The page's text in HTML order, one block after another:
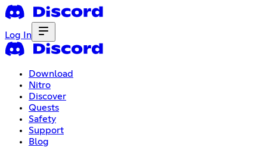
Log In
Download
Nitro
Discover
Quests
Safety
Support
Blog